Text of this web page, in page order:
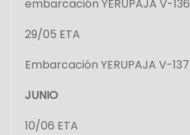
embarcación YERUPAJA V-136
29/05 ETA
Embarcación YERUPAJA V-137
JUNIO
10/06 ETA